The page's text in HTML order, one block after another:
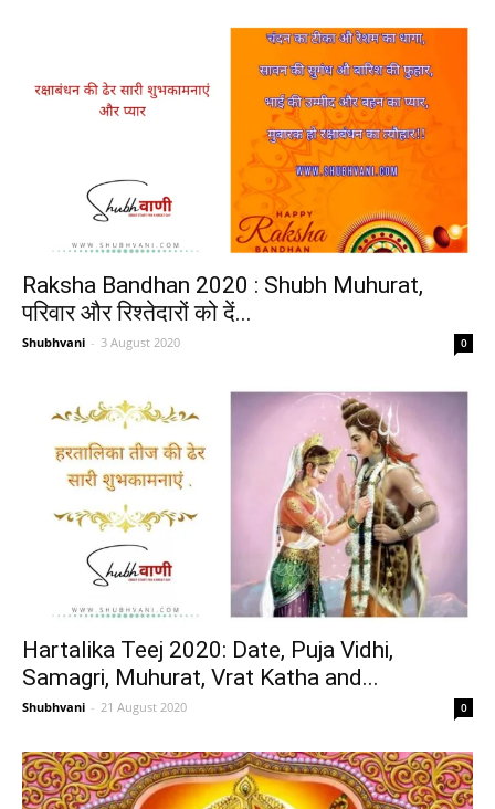
Raksha Bandhan 2020 : Shubh Muhurat,
परिवार और रिश्तेदारों को दें...
Shubhvani - 3 August 2020 0
Hartalika Teej 2020: Date, Puja Vidhi,
Samagri, Muhurat, Vrat Katha and...
Shubhvani - 21 August 2020 0